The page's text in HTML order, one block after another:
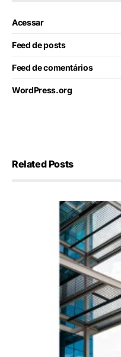
Acessar
Feed de posts
Feed de comentários
WordPress.org
Related Posts